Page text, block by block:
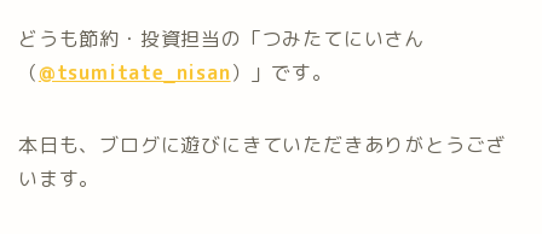
どうも節約・投資担当の「つみたてにいさん
（@tsumitate_nisan）」です。
本日も、ブログに遊びにきていただきありがとうござ
います。